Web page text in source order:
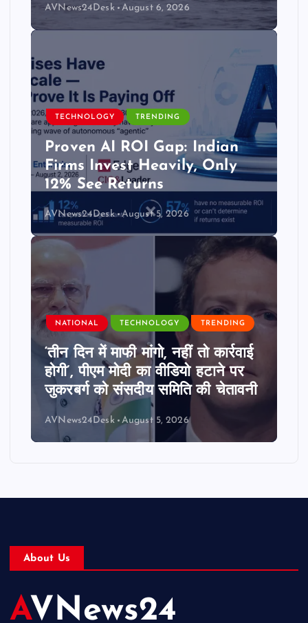
AVNews24Desk August 6, 2026
TECHNOLOGY TRENDING
Proven AI ROI Gap: Indian
Firms Invest Heavily, Only
12% See Returns
AVNews24Desk August 5, 2026
NATIONAL TECHNOLOGY TRENDING
‘तीन दिन में माफी मांगो, नहीं तो कार्रवाई
होगी’, पीएम मोदी का वीडियो हटाने पर
जुकरबर्ग को संसदीय समिति की चेतावनी
AVNews24Desk August 5, 2026
About Us
AVNews24